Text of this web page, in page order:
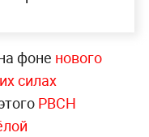
фоне нового
силах
РВСН